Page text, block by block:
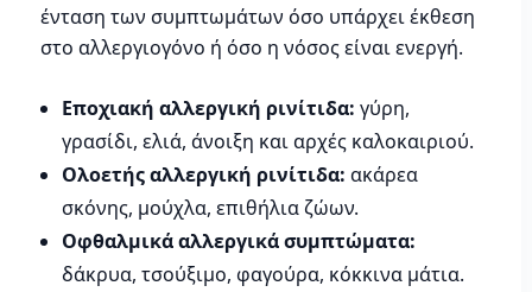
ένταση των συμπτωμάτων όσο υπάρχει έκθεση
στο αλλεργιογόνο ή όσο η νόσος είναι ενεργή.
Εποχιακή αλλεργική ρινίτιδα: γύρη,
γρασίδι, ελιά, άνοιξη και αρχές καλοκαιριού.
Ολοετής αλλεργική ρινίτιδα: ακάρεα
σκόνης, μούχλα, επιθήλια ζώων.
Οφθαλμικά αλλεργικά συμπτώματα:
δάκρυα, τσούξιμο, φαγούρα, κόκκινα μάτια.